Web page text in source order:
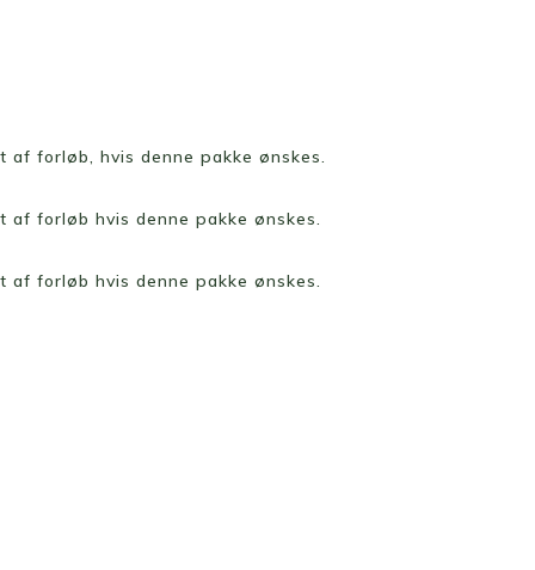
forløb, hvis denne pakke ønskes.
forløb hvis denne pakke ønskes.
forløb hvis denne pakke ønskes.